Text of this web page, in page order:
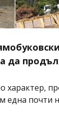
да
характер,
една почти